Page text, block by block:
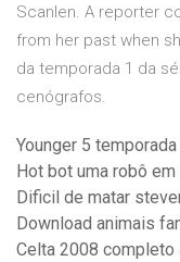
Scanlen. A reporter
from her past when
da temporada 1 da
cenógrafos.
Younger 5 temporada
Hot bot uma robô
Dificil de matar
Download animais
Celta 2008 completo